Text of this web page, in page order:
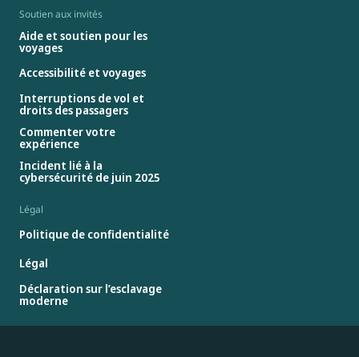
Soutien aux invités
Aide et soutien pour les
voyages
Accessibilité et voyages
Interruptions de vol et
droits des passagers
Commenter votre
expérience
Incident lié à la
cybersécurité de juin 2025
Légal
Politique de confidentialité
Légal
Déclaration sur l’esclavage
moderne